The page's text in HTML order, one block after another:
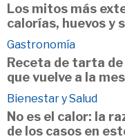
Los mitos más
calorías, huevos y
Gastronomía
Receta de tarta
que vuelve a la
Bienestar y Salud
No es el calor: la
de los casos en